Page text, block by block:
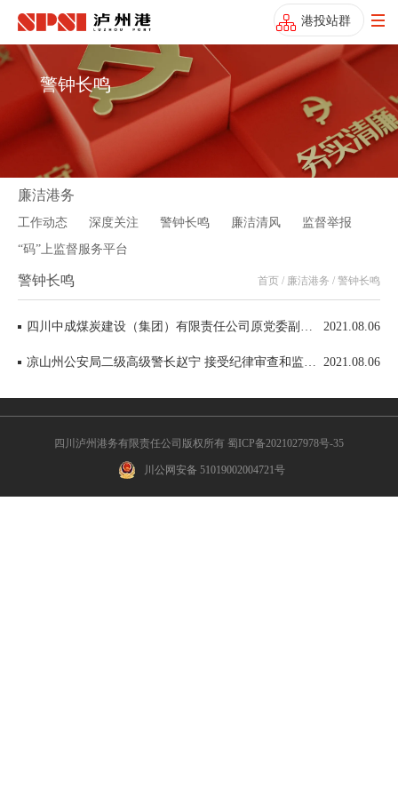
港投站群
警钟长鸣
廉洁港务
工作动态 深度关注 警钟长鸣 廉洁清风
监督举报
“码”上监督服务平台
警钟长鸣 首页 / 廉洁港务 / 警钟长鸣
四川中成煤炭建设（集团）有限责任公司原党委副书记、总经理董伦辉 接受纪律审查和监察调查 2021.08.06
凉山州公安局二级高级警长赵宁 接受纪律审查和监察调查 2021.08.06
四川泸州港务有限责任公司版权所有 蜀ICP备2021027978号-35
川公网安备 51019002004721号